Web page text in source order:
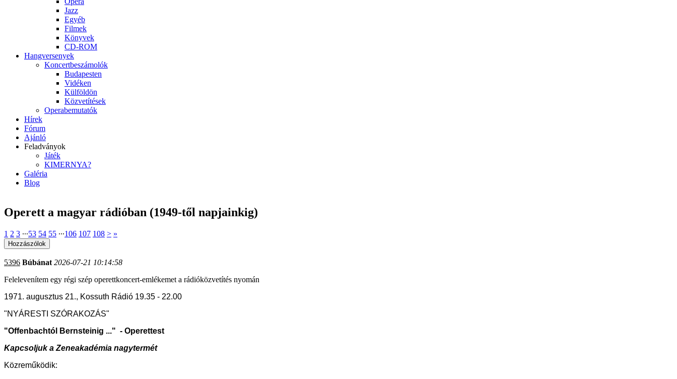
Jazz
Egyéb
Filmek
Könyvek
CD-ROM
Hangversenyek
Koncertbeszámolók
Budapesten
Vidéken
Külföldön
Közvetítések
Operabemutatók
Hírek
Fórum
Ajánló
Feladványok
Játék
KIMERNYA?
Galéria
Blog
Operett a magyar rádióban (1949-től napjainkig)
1 2 3 ∙∙∙53 54 55 ∙∙∙106 107 108 > »
5396 Búbánat 2026-07-21 10:14:58
Felelevenítem egy régi szép operettkoncert-emlékemet a rádióközvetítés nyomán
1971. augusztus 21., Kossuth Rádió 19.35 - 22.00
"NYÁRESTI SZÓRAKOZÁS"
"Offenbachtól Bernsteinig ..." - Operettest
Kapcsoljuk a Zeneakadémia nagytermét
Közreműködik: